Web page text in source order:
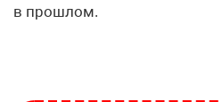
в прошлом.